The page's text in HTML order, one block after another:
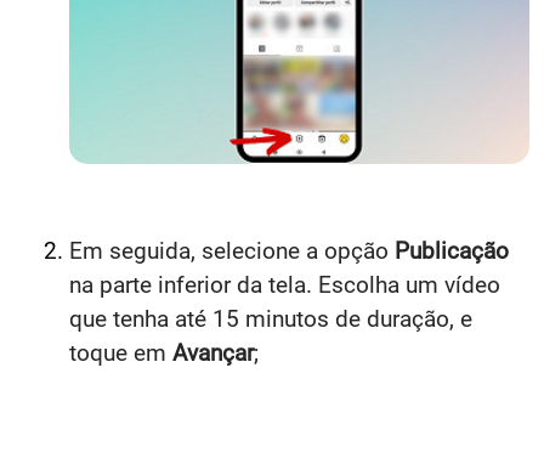
Em seguida, selecione a opção Publicação
na parte inferior da tela. Escolha um vídeo
que tenha até 15 minutos de duração, e
toque em Avançar;